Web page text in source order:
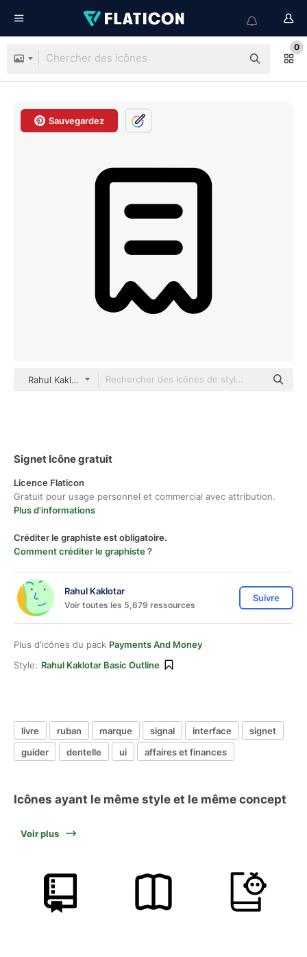
0
Sauvegardez
Rahul Kaklotar Basic Outline
Signet Icône gratuit
Licence Flaticon
Gratuit pour usage personnel et commercial avec attribution.
Plus d'informations
Créditer le graphiste est obligatoire.
Comment créditer le graphiste ?
Rahul Kaklotar
Voir toutes les 5,679 ressources
Suivre
Plus d'icônes du pack Payments And Money
Style: Rahul Kaklotar Basic Outline
livre ruban marque signal interface
signet
guider
dentelle ui affaires et finances
Icônes ayant le même style et le même concept
Voir plus